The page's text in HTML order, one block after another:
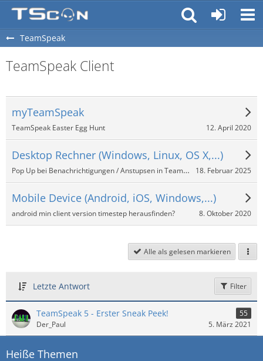
TeamSpeak
TeamSpeak Client
myTeamSpeak
TeamSpeak Easter Egg Hunt 12. April 2020
Desktop Rechner (Windows, Linux, OS X,...)
Pop Up bei Benachrichtigungen / Anstupsen in TeamSpeak 3? 18. Februar 2025
Mobile Device (Android, iOS, Windows,...)
android min client version timestep herausfinden? 8. Oktober 2020
Alle als gelesen markieren
Letzte Antwort Filter
TeamSpeak 5 - Erster Sneak Peek!
55
Der_Paul
5. März 2021
Heiße Themen